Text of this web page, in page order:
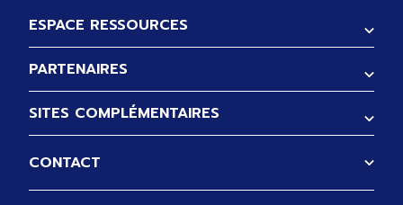
Pied de page
ESPACE RESSOURCES
PARTENAIRES
SITES COMPLÉMENTAIRES
CONTACT